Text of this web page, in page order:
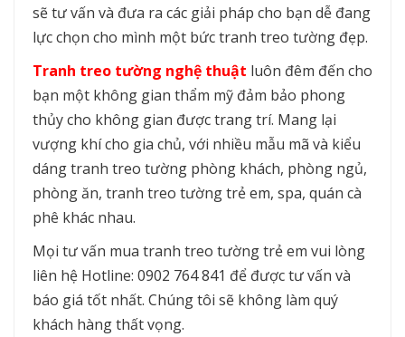
sẽ tư vấn và đưa ra các giải pháp cho bạn dễ đang
lực chọn cho mình một bức tranh treo tường đẹp.
Tranh treo tường nghệ thuật luôn đêm đến cho
bạn một không gian thẩm mỹ đảm bảo phong
thủy cho không gian được trang trí. Mang lại
vượng khí cho gia chủ, với nhiều mẫu mã và kiểu
dáng tranh treo tường phòng khách, phòng ngủ,
phòng ăn, tranh treo tường trẻ em, spa, quán cà
phê khác nhau.
Mọi tư vấn mua tranh treo tường trẻ em vui lòng
liên hệ Hotline: 0902 764 841 để được tư vấn và
báo giá tốt nhất. Chúng tôi sẽ không làm quý
khách hàng thất vọng.